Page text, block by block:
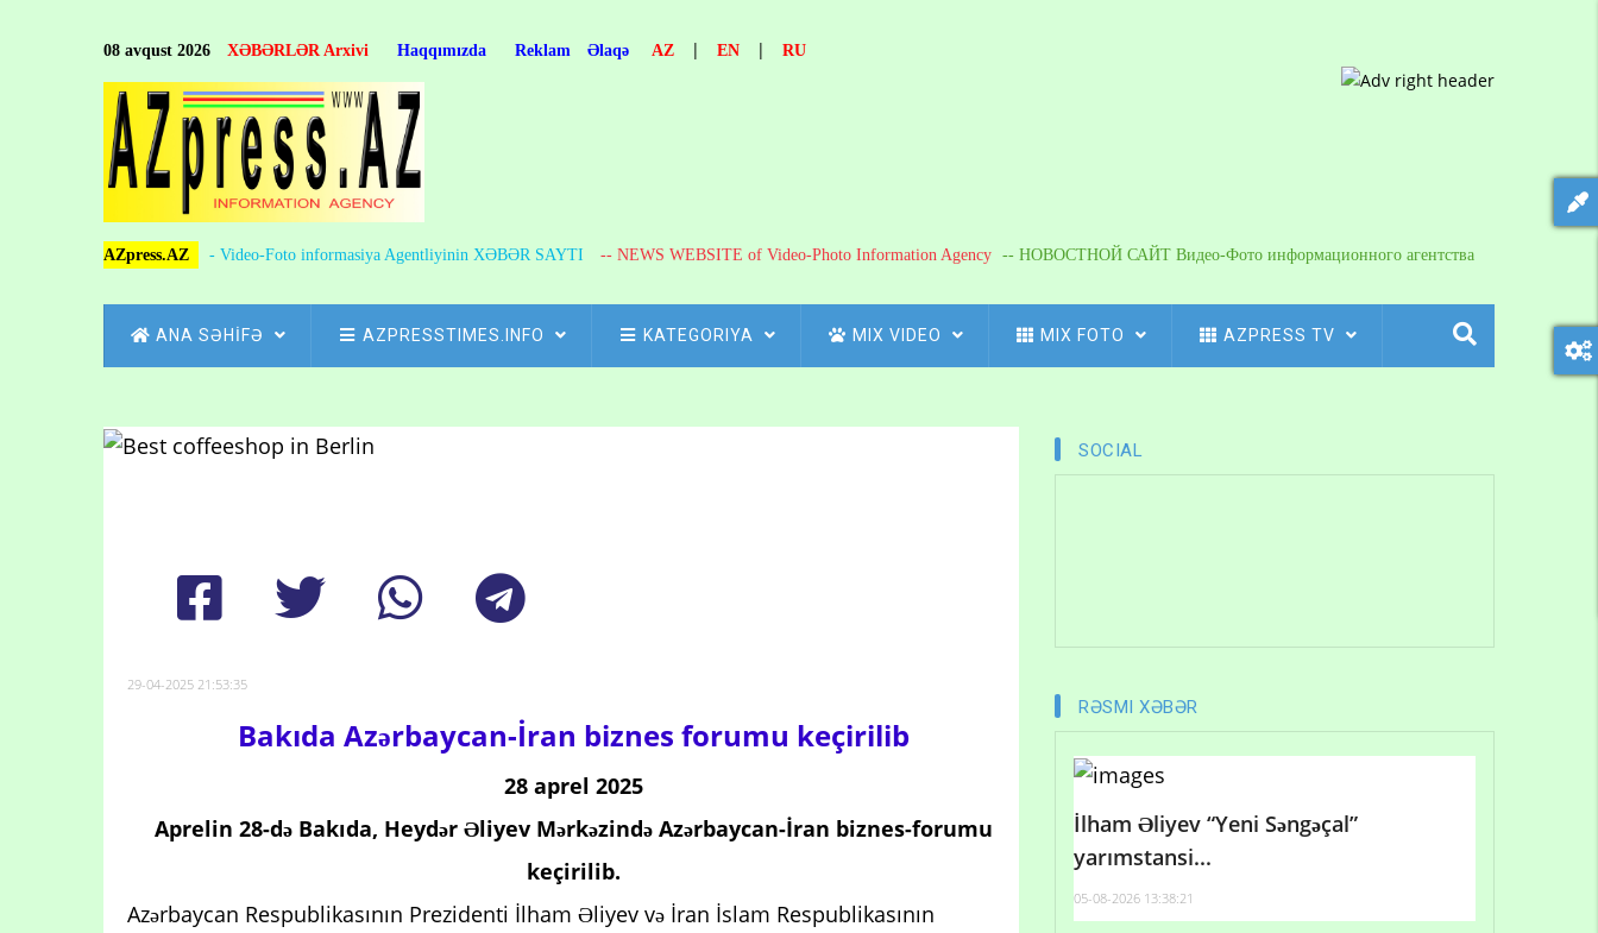
08 avqust 2026 XƏBƏRLƏR Arxivi Haqqımızda Reklam Əlaqə AZ | EN | RU
AZpress.AZ - Video-Foto informasiya Agentliyinin XƏBƏR SAYTI -- NEWS WEBSITE of Video-Photo Information Agency -- НОВОСТНОЙ САЙТ Видео-Фото информационного агентства
MAIN
NAVIGATION
ANA SƏHİFƏ AZPRESSTIMES.INFO KATEGORIYA MIX VIDEO MIX FOTO AZPRESS TV
Breadcrumb
29-04-2025 21:53:35
Bakıda Azərbaycan-İran biznes forumu keçirilib
28 aprel 2025
Aprelin 28-də Bakıda, Heydər Əliyev Mərkəzində Azərbaycan-İran biznes-forumu
keçirilib.
Azərbaycan Respublikasının Prezidenti İlham Əliyev və İran İslam Respublikasının
SOCIAL
RƏSMI XƏBƏR
İlham Əliyev “Yeni Səngəçal”
yarımstansi...
05-08-2026 13:38:21